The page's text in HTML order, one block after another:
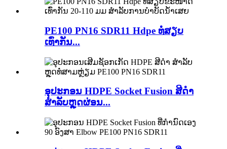
PE100 PN16 SDR11 Hdpe ທໍ່ສຽບ
ເທົ່າກັນ...
ອຸປະກອນ HDPE Socket Fusion ສີດຳ
ສຳລັບຫຼຸດຜ່ອນ...